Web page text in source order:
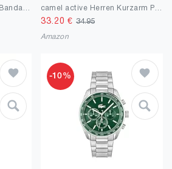
33.20 € 34.95
Amazon
-10%